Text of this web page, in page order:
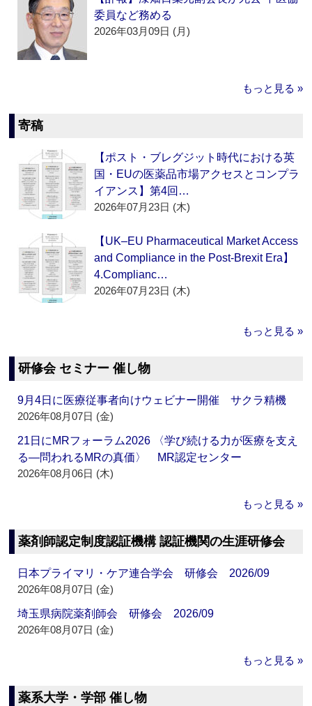
委員など務める
2026年03月09日 (月)
もっと見る »
寄稿
【ポスト・ブレグジット時代における英
国・EUの医薬品市場アクセスとコンプラ
イアンス】第4回…
2026年07月23日 (木)
【UK–EU Pharmaceutical Market Access
and Compliance in the Post-Brexit Era】
4.Complianc…
2026年07月23日 (木)
もっと見る »
研修会 セミナー 催し物
9月4日に医療従事者向けウェビナー開催 サクラ精機
2026年08月07日 (金)
21日にMRフォーラム2026 〈学び続ける力が医療を支え
る―問われるMRの真価〉 MR認定センター
2026年08月06日 (木)
もっと見る »
薬剤師認定制度認証機構 認証機関の生涯研修会
日本プライマリ・ケア連合学会 研修会 2026/09
2026年08月07日 (金)
埼玉県病院薬剤師会 研修会 2026/09
2026年08月07日 (金)
もっと見る »
薬系大学・学部 催し物